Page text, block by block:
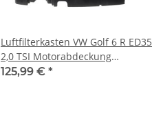
Luftfilterkasten VW Golf 6 R ED35
2,0 TSI Motorabdeckung
Verkleidung 06F133837AP
125,99 € *